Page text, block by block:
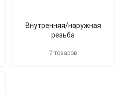
Внутренняя/наружная
резьба
7 товаров